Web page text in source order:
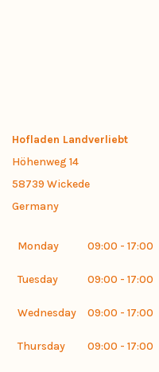
Hofladen Landverliebt
Höhenweg 14
58739 Wickede
Germany
Monday 09:00 - 17:00
Tuesday 09:00 - 17:00
Wednesday 09:00 - 17:00
Thursday 09:00 - 17:00